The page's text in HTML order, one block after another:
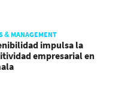
& MANAGEMENT
impulsa la
empresarial en